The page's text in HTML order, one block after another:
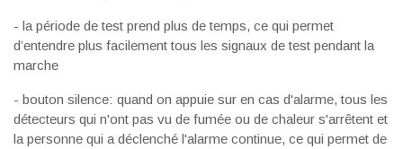
- la période de test prend plus de temps, ce qui permet
d’entendre plus facilement tous les signaux de test pendant la
marche
- bouton silence: quand on appuie sur en cas d'alarme, tous les
détecteurs qui n'ont pas vu de fumée ou de chaleur s'arrêtent et
la personne qui a déclenché l'alarme continue, ce qui permet de